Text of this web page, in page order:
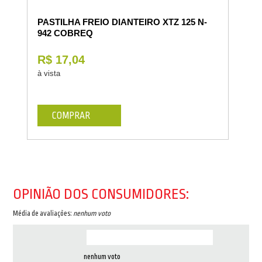
PASTILHA FREIO DIANTEIRO XTZ 125 N-
942 COBREQ
R$ 17,04
à vista
COMPRAR
OPINIÃO DOS CONSUMIDORES:
Média de avaliações: nenhum voto
nenhum voto